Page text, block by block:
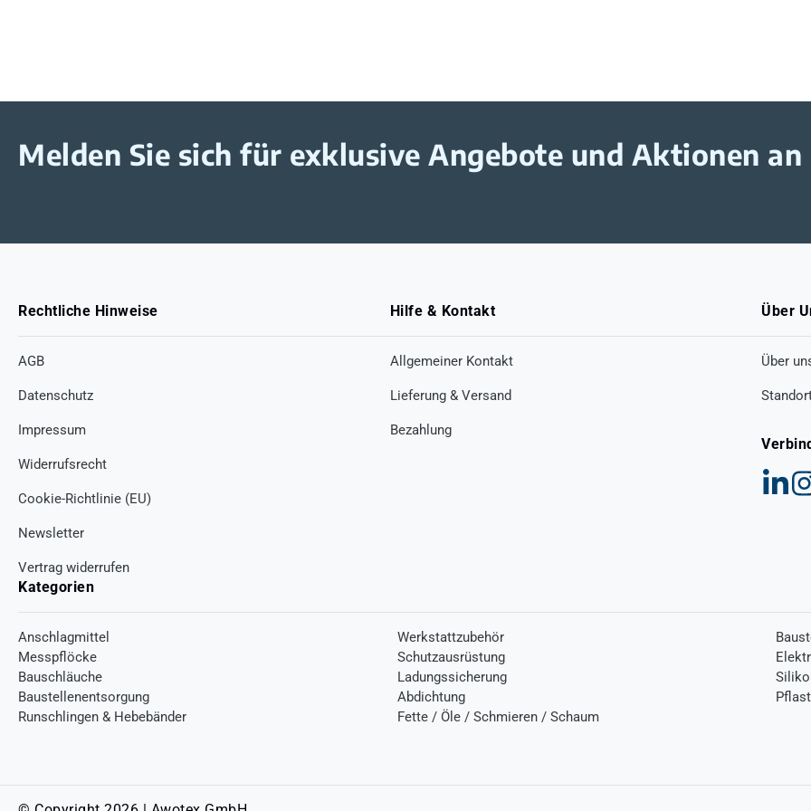
Melden Sie sich für exklusive Angebote und Aktionen an
Rechtliche Hinweise
AGB
Datenschutz
Impressum
Widerrufsrecht
Cookie-Richtlinie (EU)
Newsletter
Vertrag widerrufen
Hilfe & Kontakt
Allgemeiner Kontakt
Lieferung & Versand
Bezahlung
Kategorien
Anschlagmittel Werkstattzubehör
Messpflöcke
Schutzausrüstung
Bauschläuche
Ladungssicherung
Baustellenentsorgung
Abdichtung
Runschlingen & Hebebänder
Fette / Öle / Schmieren / Schaum
Über
Über